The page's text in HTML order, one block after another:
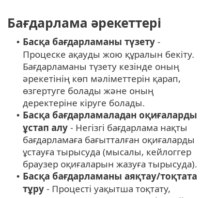
Бағдарлама әрекеттері
• Басқа бағдарламаны түзету -
Процеске ақауды жою құралын бекіту.
Бағдарламаны түзету кезінде оның
әрекетінің көп мәліметтерін қарап,
өзгертуге болады және оның
деректеріне кіруге болады.
• Басқа бағдарламаладан оқиғаларды
ұстап алу - Негізгі бағдарлама нақты
бағдарламаға бағытталған оқиғаларды
ұстауға тырысуда (мысалы, кейлоггер
браузер оқиғаларын жазуға тырысуда).
• Басқа бағдарламаны аяқтау/тоқтата
тұру - Процесті уақытша тоқтату,